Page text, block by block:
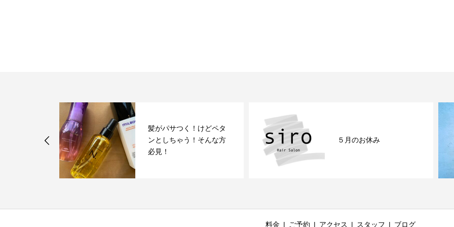
髪がパサつく！けどペタ
ンとしちゃう！そんな方
必見！
５月のお休み
料金 ご予約 アクセス スタッフ ブログ